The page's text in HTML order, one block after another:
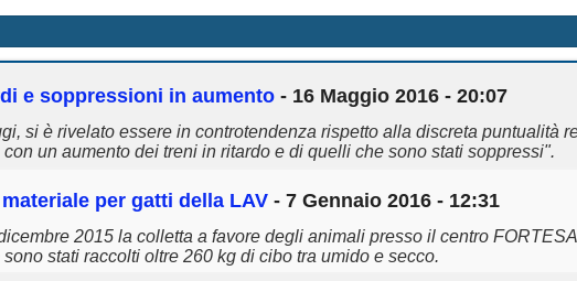
e soppressioni in aumento - 16 Maggio 2016 - 20:07
si è rivelato essere in controtendenza rispetto alla discreta puntualità
un aumento dei treni in ritardo e di quelli che sono stati soppressi".
per gatti della LAV - 7 Gennaio 2016 - 12:31
2015 la colletta a favore degli animali presso il centro
sono stati raccolti oltre 260 kg di cibo tra umido e secco.